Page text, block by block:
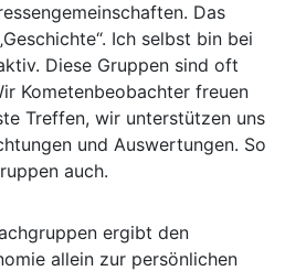
Das
Ich selbst bin bei
Diese Gruppen sind oft
Kometenbeobachter freuen
Treffen, wir unterstützen uns
und Auswertungen. So
auch.
ergibt den
allein zur persönlichen